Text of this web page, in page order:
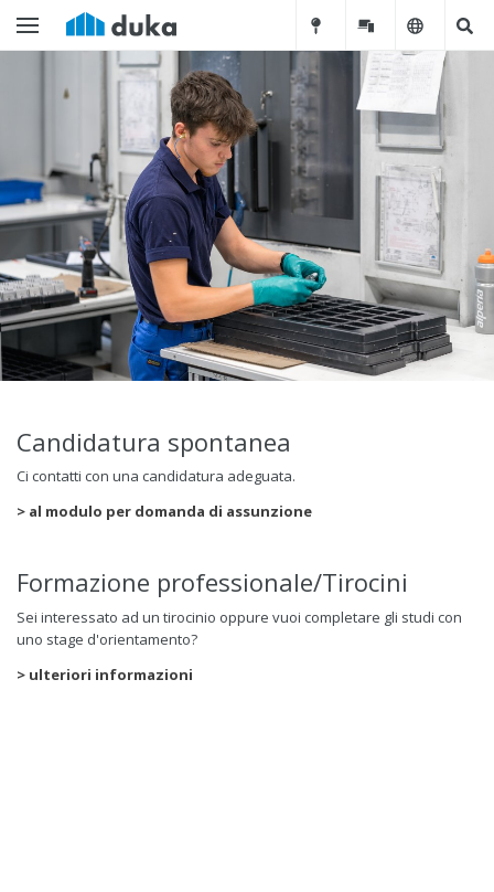
Candidatura spontanea
Ci contatti con una candidatura adeguata.
> al modulo per domanda di assunzione
Formazione professionale/Tirocini
Sei interessato ad un tirocinio oppure vuoi completare gli studi con
uno stage d'orientamento?
> ulteriori informazioni